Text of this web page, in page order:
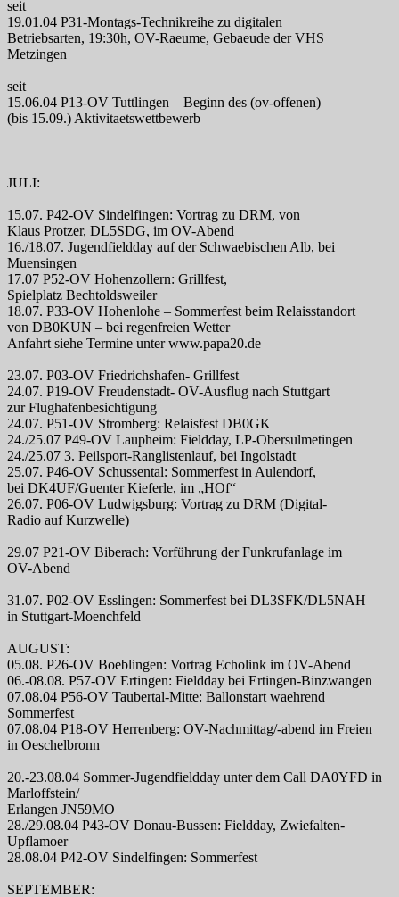
seit
19.01.04 P31-Montags-Technikreihe zu digitalen
Betriebsarten, 19:30h, OV-Raeume, Gebaeude der VHS
Metzingen
seit
15.06.04 P13-OV Tuttlingen – Beginn des (ov-offenen)
(bis 15.09.) Aktivitaetswettbewerb
JULI:
15.07. P42-OV Sindelfingen: Vortrag zu DRM, von
Klaus Protzer, DL5SDG, im OV-Abend
16./18.07. Jugendfieldday auf der Schwaebischen Alb, bei
Muensingen
17.07 P52-OV Hohenzollern: Grillfest,
Spielplatz Bechtoldsweiler
18.07. P33-OV Hohenlohe – Sommerfest beim Relaisstandort
von DB0KUN – bei regenfreien Wetter
Anfahrt siehe Termine unter www.papa20.de
23.07. P03-OV Friedrichshafen- Grillfest
24.07. P19-OV Freudenstadt- OV-Ausflug nach Stuttgart
zur Flughafenbesichtigung
24.07. P51-OV Stromberg: Relaisfest DB0GK
24./25.07 P49-OV Laupheim: Fieldday, LP-Obersulmetingen
24./25.07 3. Peilsport-Ranglistenlauf, bei Ingolstadt
25.07. P46-OV Schussental: Sommerfest in Aulendorf,
bei DK4UF/Guenter Kieferle, im „HOf“
26.07. P06-OV Ludwigsburg: Vortrag zu DRM (Digital-
Radio auf Kurzwelle)
29.07 P21-OV Biberach: Vorführung der Funkrufanlage im
OV-Abend
31.07. P02-OV Esslingen: Sommerfest bei DL3SFK/DL5NAH
in Stuttgart-Moenchfeld
AUGUST:
05.08. P26-OV Boeblingen: Vortrag Echolink im OV-Abend
06.-08.08. P57-OV Ertingen: Fieldday bei Ertingen-Binzwangen
07.08.04 P56-OV Taubertal-Mitte: Ballonstart waehrend
Sommerfest
07.08.04 P18-OV Herrenberg: OV-Nachmittag/-abend im Freien
in Oeschelbronn
20.-23.08.04 Sommer-Jugendfieldday unter dem Call DA0YFD in
Marloffstein/
Erlangen JN59MO
28./29.08.04 P43-OV Donau-Bussen: Fieldday, Zwiefalten-
Upflamoer
28.08.04 P42-OV Sindelfingen: Sommerfest
SEPTEMBER: